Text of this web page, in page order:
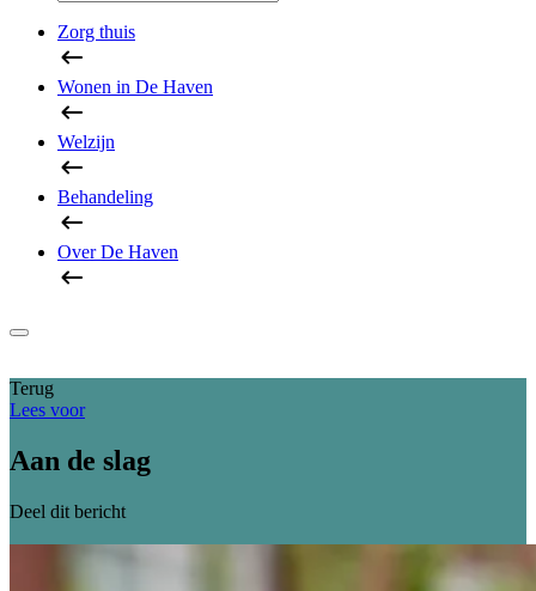
Zorg thuis
Wonen in De Haven
Welzijn
Behandeling
Over De Haven
Terug
Lees voor
Aan de slag
Deel dit bericht